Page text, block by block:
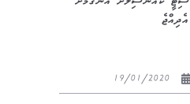
އެދިއްޖެ